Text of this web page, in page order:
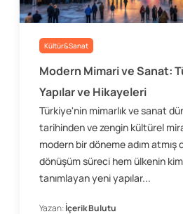
Kültür&Sanat
Modern Mimari ve Sanat:
Yapılar ve Hikayeleri
Türkiye'nin mimarlık ve sanat
tarihinden ve zengin kültürel
modern bir döneme adım atmış
dönüşüm süreci hem ülkenin
tanımlayan yeni yapılar...
Yazan:İçerik Bulutu